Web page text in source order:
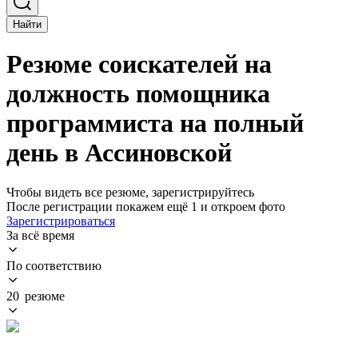
Найти
Резюме соискателей на
должность помощника
программиста на полный
день в Ассиновской
Чтобы видеть все резюме, зарегистрируйтесь
После регистрации покажем ещё 1 и откроем фото
Зарегистрироваться
За всё время
По соответствию
20 резюме